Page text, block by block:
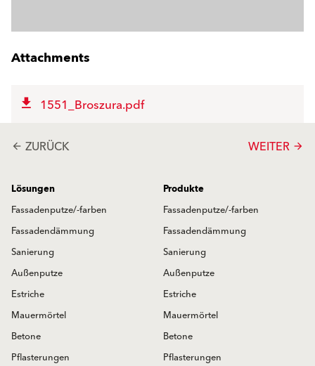
Attachments
1551_Broszura.pdf
arrow_back ZURÜCK WEITER arrow_forward
Lösungen
Fassadenputze/-farben
Fassadendämmung
Sanierung
Außenputze
Estriche
Mauermörtel
Betone
Pflasterungen
Produkte
Fassadenputze/-farben
Fassadendämmung
Sanierung
Außenputze
Estriche
Mauermörtel
Betone
Pflasterungen